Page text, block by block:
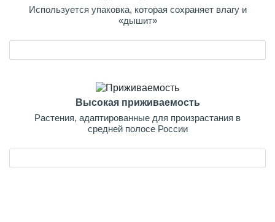
Используется упаковка, которая сохраняет влагу и
«дышит»
Высокая приживаемость
Растения, адаптированные для произрастания в
средней полосе России